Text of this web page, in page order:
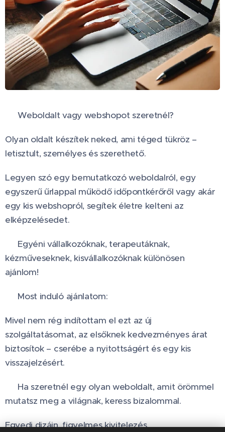
✨ Weboldalt vagy webshopot szeretnél?
Olyan oldalt készítek neked, ami téged tükröz –
letisztult, személyes és szerethető.
Legyen szó egy bemutatkozó weboldalról, egy
egyszerű űrlappal működő időpontkérőről vagy akár
egy kis webshopról, segítek életre kelteni az
elképzelésedet.
💻 Egyéni vállalkozóknak, terapeutáknak,
kézműveseknek, kisvállalkozóknak különösen
ajánlom!
🎁 Most induló ajánlatom:
Mivel nem rég indítottam el ezt az új
szolgáltatásomat, az elsőknek kedvezményes árat
biztosítok – cserébe a nyitottságért és egy kis
visszajelzésért.
👉 Ha szeretnél egy olyan weboldalt, amit örömmel
mutatsz meg a világnak, keress bizalommal. 💛
Egyedi dizájn, figyelmes kivitelezés.